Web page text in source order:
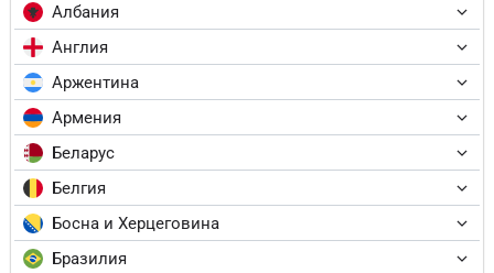
Албания
Англия
Аржентина
Армения
Беларус
Белгия
Босна и Херцеговина
Бразилия